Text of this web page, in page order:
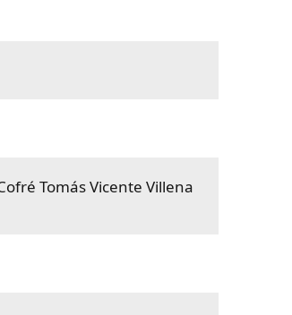
Tomás Vicente Villena